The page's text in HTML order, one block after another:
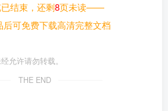
结束，还剩8页未读——
后可免费下载高清完整文档
允许请勿转载。
THE END